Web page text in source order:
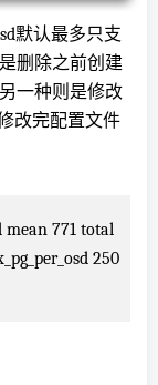
默认最多只支
删除之前创建
一种则是修改
改完配置文件
mean 771 total
250